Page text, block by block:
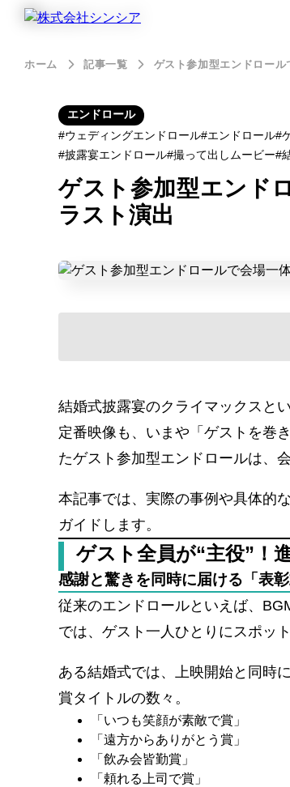
ホーム 記事一覧 ゲスト参加型エンドロー
エンドロール
ウェディングエンドロール エンドロール
披露宴エンドロール 撮って出しムービー
ゲスト参加型エンド
ラスト演出
結婚式披露宴のクライマックスと
定番映像も、いまや「ゲストを巻
たゲスト参加型エンドロールは、
本記事では、実際の事例や具体的
ガイドします。
ゲスト全員が“主役”！
感謝と驚きを同時に届ける「表彰
従来のエンドロールといえば、
では、ゲスト一人ひとりにスポッ
ある結婚式では、上映開始と同時
賞タイトルの数々。
「いつも笑顔が素敵で賞」
「遠方からありがとう賞」
「飲み会皆勤賞」
「頼れる上司で賞」